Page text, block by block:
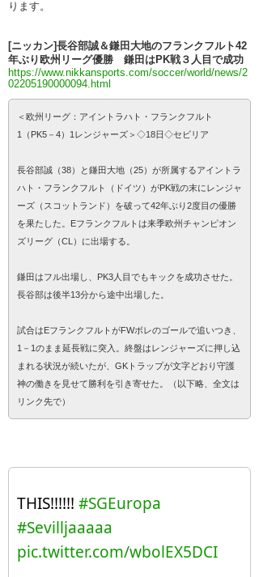
ります。
[ニッカン]長谷部誠＆鎌田大地のフランクフルト42
年ぶり欧州リーグ優勝 鎌田はPK戦３人目で成功
https://www.nikkansports.com/soccer/world/news/2
02205190000094.html
＜欧州リーグ：アイントラハト・フランクフルト
1（PK5－4）1レンジャーズ＞◇18日◇セビリア
長谷部誠（38）と鎌田大地（25）が所属するアイントラ
ハト・フランクフルト（ドイツ）がPK戦の末にレンジャ
ーズ（スコットランド）を破って42年ぶり2度目の優勝
を果たした。Eフランクフルトは来季欧州チャンピオン
ズリーグ（CL）に出場する。
鎌田はフル出場し、PK3人目でもキックを成功させた。
長谷部は後半13分から途中出場した。
試合はEフランクフルトがFWボレのゴールで追いつき、
1－1のまま延長戦に突入。終盤はレンジャーズに押し込
まれる状況が続いたが、GKトラップが文字どおり守護
神の働きを見せて勝利を引き寄せた。（以下略、全文は
リンク先で）
THIS!!!!!! #SGEuropa
#Sevilljaaaaa
pic.twitter.com/wbolEX5DCI